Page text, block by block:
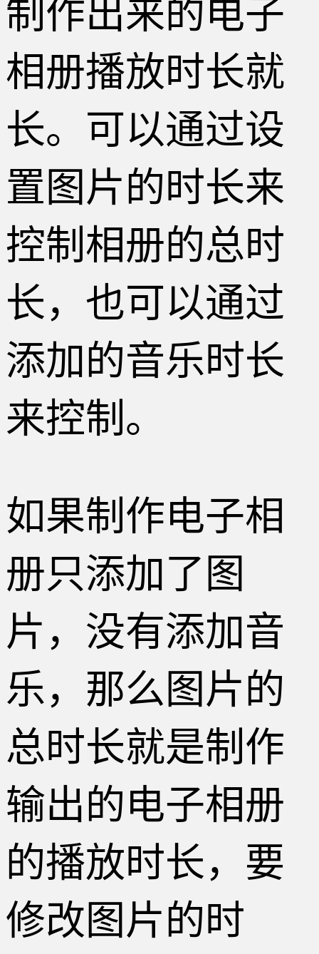
制作出来的电子
相册播放时长就
长。可以通过设
置图片的时长来
控制相册的总时
长，也可以通过
添加的音乐时长
来控制。
如果制作电子相
册只添加了图
片，没有添加音
乐，那么图片的
总时长就是制作
输出的电子相册
的播放时长，要
修改图片的时